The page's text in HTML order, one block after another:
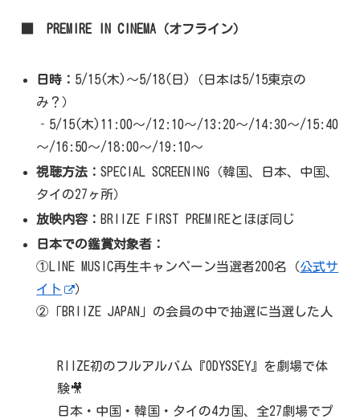
■ PREMIRE IN CINEMA（オフライン）
日時： 5/15(木)〜5/18(日)（日本は5/15東京の
み？）
‐5/15(木)11:00～/12:10～/13:20～/14:30～/15:40
～/16:50～/18:00～/19:10～
視聴方法：SPECIAL SCREENING（韓国、日本、中国、
タイの27ヶ所）
放映内容： BRIIZE FIRST PREMIREとほぼ同じ
日本での鑑賞対象者：
①LINE MUSIC再生キャンペーン当選者200名（公式サ
イト
）
②「BRIIZE JAPAN」の会員の中で抽選に当選した人
RIIZE初のフルアルバム『ODYSSEY』を劇場で体
験🎥
日本・中国・韓国・タイの4カ国、全27劇場でプ